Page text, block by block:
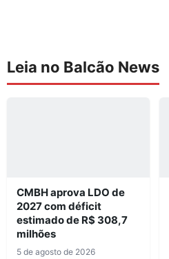
Leia no Balcão News
CMBH aprova LDO de
2027 com déficit
estimado de R$ 308,7
milhões
5 de agosto de 2026